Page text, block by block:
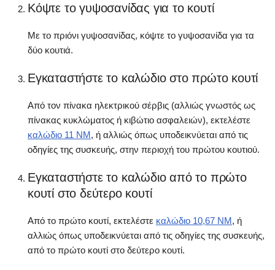
Κόψτε το γυψοσανίδας για το κουτί
Με το πριόνι γυψοσανίδας, κόψτε το γυψοσανίδα για τα
δύο κουτιά.
Εγκαταστήστε το καλώδιο στο πρώτο κουτί
Από τον πίνακα ηλεκτρικού σέρβις (αλλιώς γνωστός ως
πίνακας κυκλώματος ή κιβώτιο ασφαλειών), εκτελέστε
καλώδιο 11 NM, ή αλλιώς όπως υποδεικνύεται από τις
οδηγίες της συσκευής, στην περιοχή του πρώτου κουτιού.
Εγκαταστήστε το καλώδιο από το πρώτο
κουτί στο δεύτερο κουτί
Από το πρώτο κουτί, εκτελέστε καλώδιο 10,67 NM, ή
αλλιώς όπως υποδεικνύεται από τις οδηγίες της συσκευής,
από το πρώτο κουτί στο δεύτερο κουτί.